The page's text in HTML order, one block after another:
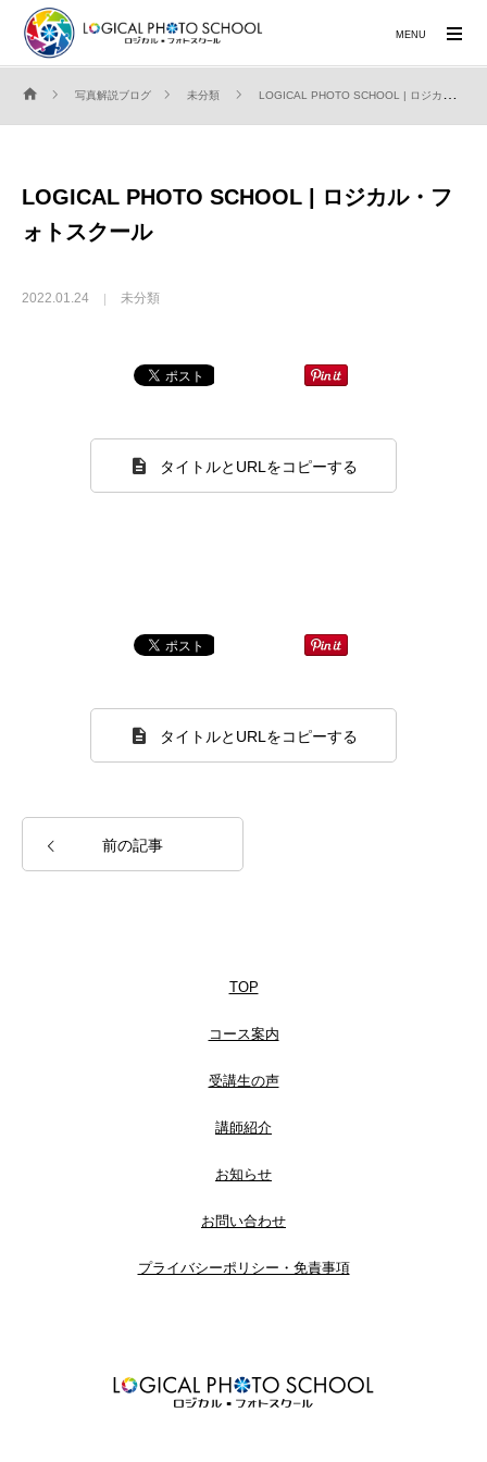
写真解説ブログ 未分類 LOGICAL PHOTO SCHOOL | ロジカル・フォトスクール
LOGICAL PHOTO SCHOOL | ロジカル・フ
ォトスクール
2022.01.24 未分類
タイトルとURLをコピーする
タイトルとURLをコピーする
前の記事
TOP
コース案内
受講生の声
講師紹介
お知らせ
お問い合わせ
プライバシーポリシー・免責事項
MENU
コース案内
講師紹介